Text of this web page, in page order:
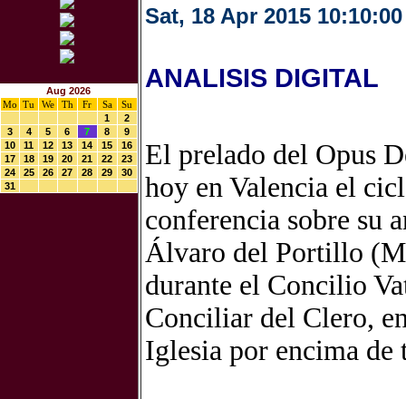
Aug 2026
Mo
Tu We Th Fr Sa
Su
1
2
3
4 5 6 7 8
9
10
11 12 13 14 15
16
17
18 19 20 21 22
23
24
25 26 27 28 29
30
31
Sat, 18 Apr 2015 10:10:00
ANALISIS DIGITAL
El prelado del Opus
hoy en Valencia el
conferencia sobre su
Álvaro del Portillo
durante el Concilio
Conciliar del Clero,
Iglesia por encima de